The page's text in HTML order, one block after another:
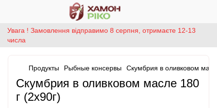
Увага ! Замовлення відправимо 8 серпня, отримаєте 12-13
числа
Продукты Рыбные консервы Скумбрия в оливковом
Скумбрия в оливковом масле 180
г (2х90г)